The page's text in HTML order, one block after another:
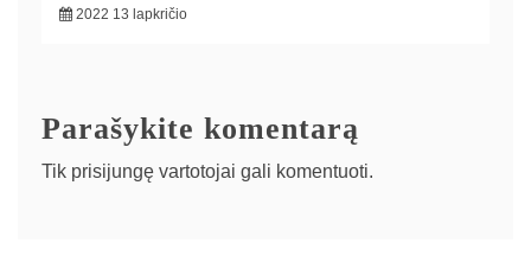
2022 13 lapkričio
Parašykite komentarą
Tik prisijungę vartotojai gali komentuoti.